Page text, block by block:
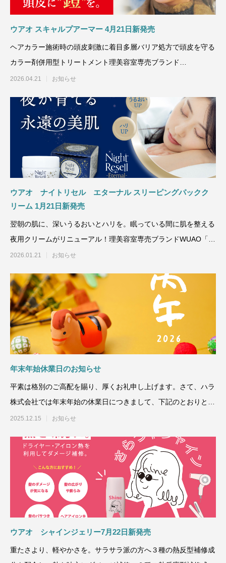
ウアオ スキャルプアーマー 4月21日新発売
ヘアカラー施術時の頭皮刺激に着目多層バリア処方で頭皮を守る
カラー剤併用型トリートメント理美容室専売ブランド
WUAO（ウアオ）より、
2026.04.21 お知らせ
ウアオ ナイトリセル エターナル スリーピングパックク
リーム 1月21日新発売
翌朝の肌に、深いうるおいとハリを。眠っている間に肌を整える
夜用クリームがリニューアル！理美容室専売ブランドWUAO「ウ
アオ」より
2026.01.21 お知らせ
年末年始休業日のお知らせ
平素は格別のご高配を賜り、厚くお礼申し上げます。さて、ハラ
株式会社では年末年始の休業日につきまして、下記のとおりとさ
せていただきます
2025.12.15 お知らせ
ウアオ シャインジェリー7月22日新発売
重たさより、軽やかさを。サラサラ派の方へ３種の熱反型補修成